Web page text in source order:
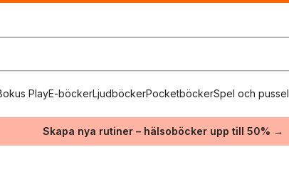
PlayE-böckerLjudböckerPocketböckerSpel och pussel
Skapa nya rutiner – hälsoböcker upp till 50% →